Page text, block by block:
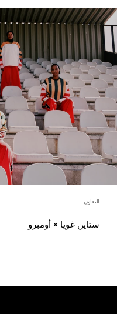
التعاون
ستاين غويا × أومبرو